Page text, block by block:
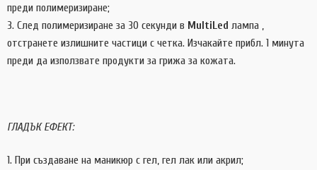
преди полимеризиране;
След полимеризиране за 30 секунди в MultiLed лампа ,
отстранете излишните частици с четка. Изчакайте прибл. 1 минута
преди да използвате продукти за грижа за кожата.
ГЛАДЪК ЕФЕКТ:
При създаване на маникюр с гел, гел лак или акрил;